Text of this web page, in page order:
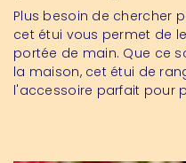
Plus besoin de chercher
cet étui vous permet de
portée de main. Que ce
la maison, cet étui de
l'accessoire parfait pour